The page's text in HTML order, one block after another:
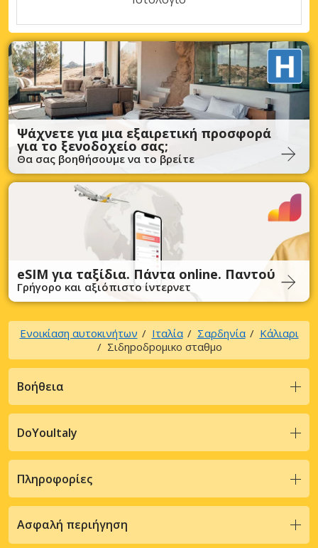
Ψάχνετε για μια εξαιρετική προσφορά
για το ξενοδοχείο σας;
Θα σας βοηθήσουμε να το βρείτε
eSIM για ταξίδια. Πάντα online. Παντού
Γρήγορο και αξιόπιστο ίντερνετ
Ενοικίαση αυτοκινήτων Ιταλία Σαρδηνία
Κάλιαρι
Σιδηpoδpoμικo σταθμo
Βοήθεια
DoYouItaly
Πληροφορίες
Ασφαλή περιήγηση